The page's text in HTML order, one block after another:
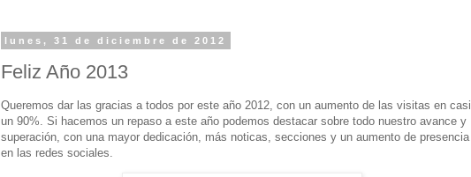
lunes, 31 de diciembre de 2012
Feliz Año 2013
Queremos dar las gracias a todos por este año 2012, con un aumento de las visitas en casi
un 90%. Si hacemos un repaso a este año podemos destacar sobre todo nuestro avance y
superación, con una mayor dedicación, más noticas, secciones y un aumento de presencia
en las redes sociales.